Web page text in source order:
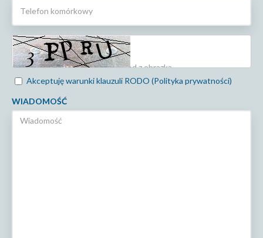
Akceptuję warunki klauzuli RODO (Polityka prywatności)
WIADOMOŚĆ